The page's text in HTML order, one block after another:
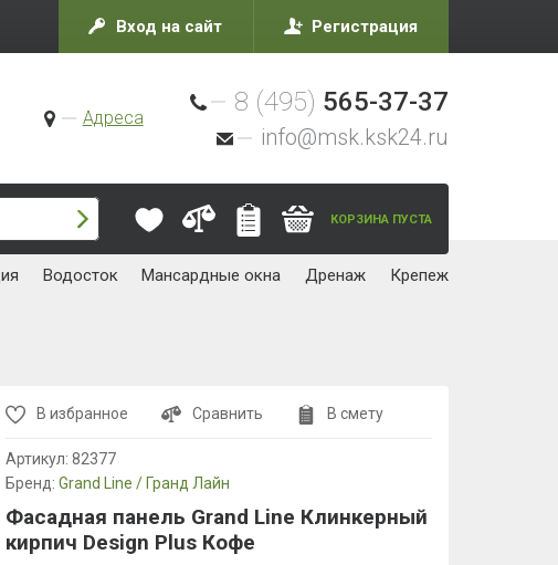
Вход на сайт Регистрация
Адреса
8 (495) 565-37-37
info@msk.ksk24.ru
КОРЗИНА ПУСТА
Водосток Мансардные окна Дренаж Крепеж
В избранное Сравнить В смету
Артикул: 82377
Бренд: Grand Line / Гранд Лайн
Фасадная панель Grand Line Клинкерный
кирпич Design Plus Кофе